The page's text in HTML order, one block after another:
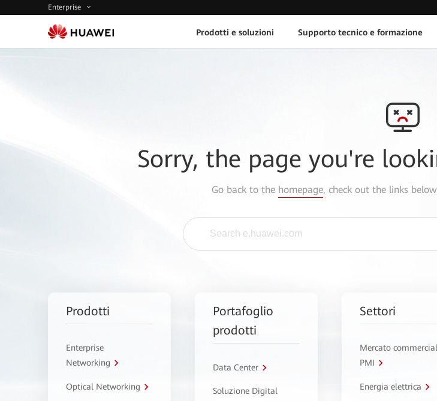
Enterprise
Prodotti e soluzioni Supporto tecnico e formazione
Sorry, the page you're
Go back to the homepage, check out the links
Prodotti
Enterprise
Networking
Optical Networking
Portafoglio
prodotti
Data Center
Soluzione Digital
Settori
Mercato
PMI
Energia elettrica